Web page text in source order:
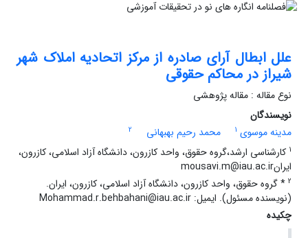
علل ابطال آرای صادره از مرکز اتحادیه املاک شهر
شیراز در محاکم حقوقی
نوع مقاله : مقاله پژوهشی
نویسندگان
مدینه موسوی 1 محمد رحیم بهبهانی
2
1 کارشناسی ارشد،گروه حقوق، واحد کازرون، دانشگاه آزاد اسلامی، کازرون،
ایرانmousavi.m@iau.ac.ir
2 * گروه حقوق، واحد کازرون، دانشگاه آزاد اسلامی، کازرون، ایران.
(نویسنده مسئول). ایمیل: Mohammad.r.behbahani@iau.ac.ir
چکیده